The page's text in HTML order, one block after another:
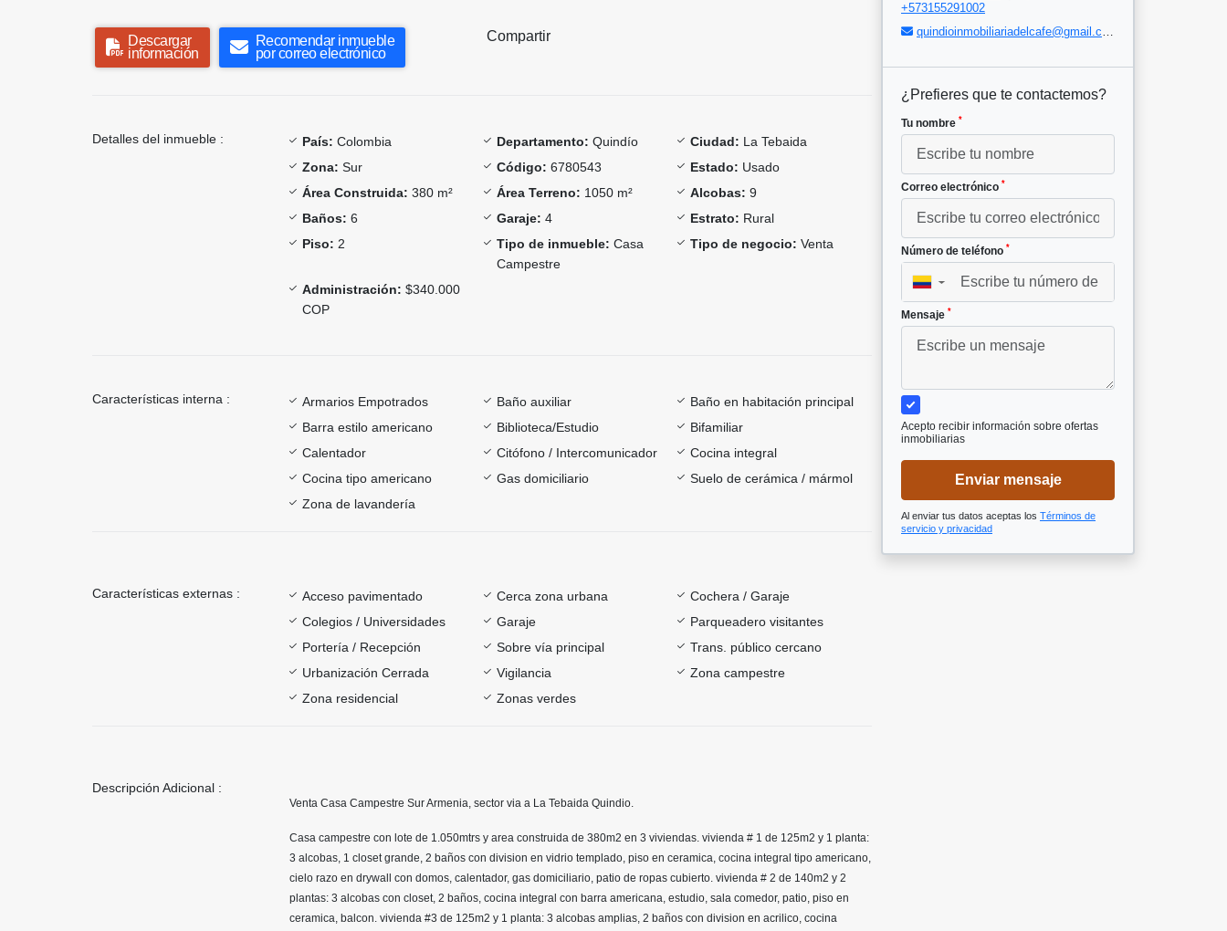
Descargar
información
Recomendar inmueble
por correo electrónico
Compartir
Detalles del inmueble : País: Colombia Departamento: Quindío Ciudad: La Tebaida
Zona: Sur Código: 6780543 Estado: Usado
Área Construida: 380 m² Área Terreno: 1050 m² Alcobas: 9
Baños: 6 Garaje: 4 Estrato: Rural
Piso: 2 Tipo de inmueble: Casa
Campestre
Tipo de negocio: Venta
Administración: $340.000
COP
Características interna : Armarios Empotrados Baño auxiliar
Baño en habitación principal
Barra estilo americano
Biblioteca/Estudio
Bifamiliar
Calentador
Citófono / Intercomunicador
Cocina integral
Cocina tipo americano
Gas domiciliario
Suelo de cerámica / mármol
Zona de lavandería
Características externas : Acceso pavimentado Cerca zona urbana
Cochera / Garaje
Colegios / Universidades
Garaje
Parqueadero visitantes
Portería / Recepción
Sobre vía principal
Trans. público cercano
Urbanización Cerrada
Vigilancia
Zona campestre
Zona residencial
Zonas verdes
Descripción Adicional :
Venta Casa Campestre Sur Armenia, sector via a La Tebaida Quindio.
Casa campestre con lote de 1.050mtrs y area construida de 380m2 en 3 viviendas. vivienda # 1 de 125m2 y 1 planta:
3 alcobas, 1 closet grande, 2 baños con division en vidrio templado, piso en ceramica, cocina integral tipo americano,
cielo razo en drywall con domos, calentador, gas domiciliario, patio de ropas cubierto. vivienda # 2 de 140m2 y 2
plantas: 3 alcobas con closet, 2 baños, cocina integral con barra americana, estudio, sala comedor, patio, piso en
ceramica, balcon. vivienda #3 de 125m2 y 1 planta: 3 alcobas amplias, 2 baños con division en acrilico, cocina
+573155291002
quindioinmobiliariadelcafe@gmail.com
¿Prefieres que te contactemos?
Tu nombre *
Correo electrónico *
Número de teléfono *
▼
Mensaje *
Acepto recibir información sobre ofertas
inmobiliarias
Enviar mensaje
Al enviar tus datos aceptas los Términos de
servicio y privacidad